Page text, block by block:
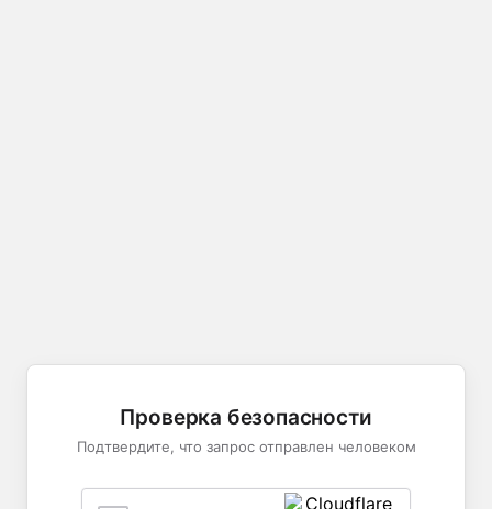
Проверка безопасности
Подтвердите, что запрос отправлен человеком